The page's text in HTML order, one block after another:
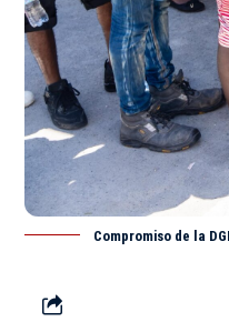
Compromiso de la